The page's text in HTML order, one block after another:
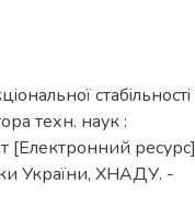
стабiльностi
техн. наук :
[Електронний ресурс]
України, ХНАДУ. -